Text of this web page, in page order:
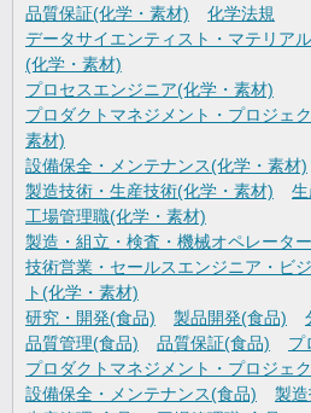
品質保証(化学・素材)
化学法規
データサイエンティスト・マテリア
(化学・素材)
プロセスエンジニア(化学・素材)
プロダクトマネジメント・プロジェ
素材)
設備保全・メンテナンス(化学・素材)
製造技術・生産技術(化学・素材)
工場管理職(化学・素材)
製造・組立・検査・機械オペレータ
技術営業・セールスエンジニア・ビ
ト(化学・素材)
研究・開発(食品)
製品開発(食品)
品質管理(食品)
品質保証(食品)
プ
プロダクトマネジメント・プロジェ
設備保全・メンテナンス(食品)
製